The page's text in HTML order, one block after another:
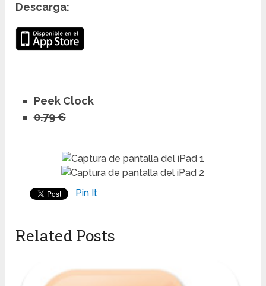
Descarga:
Peek Clock
0.79 €
Pin It
Related Posts